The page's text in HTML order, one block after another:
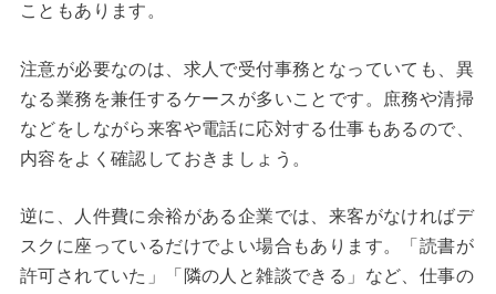
こともあります。
注意が必要なのは、求人で受付事務となっていても、異
なる業務を兼任するケースが多いことです。庶務や清掃
などをしながら来客や電話に応対する仕事もあるので、
内容をよく確認しておきましょう。
逆に、人件費に余裕がある企業では、来客がなければデ
スクに座っているだけでよい場合もあります。「読書が
許可されていた」「隣の人と雑談できる」など、仕事の